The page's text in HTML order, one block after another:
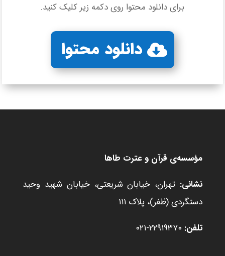
برای دانلود محتوا روی دکمه زیر کلیک کنید.
دانلود محتوا
مؤسسه‌ی قرآن و عترت طاها
نشانی: تهران، خیابان شریعتی، خیابان شهید وحید
دستگردی (ظفر)، پلاک ۱۱۱
تلفن: